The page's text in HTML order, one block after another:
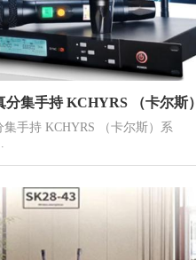
分集手持 KCHYRS （卡尔斯）
集手持 KCHYRS （卡尔斯）系